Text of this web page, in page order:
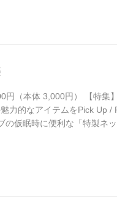
円（本体 3,000円） 【特集
力的なアイテムをPick Up /
仮眠時に便利な「特製ネッ